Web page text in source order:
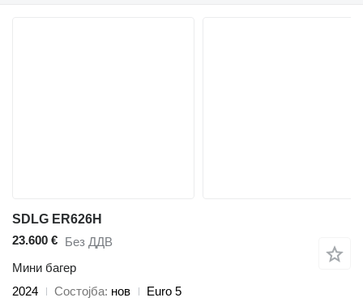
SDLG ER626H
23.600 € Без ДДВ
Мини багер
2024
Состојба нов
Euro 5